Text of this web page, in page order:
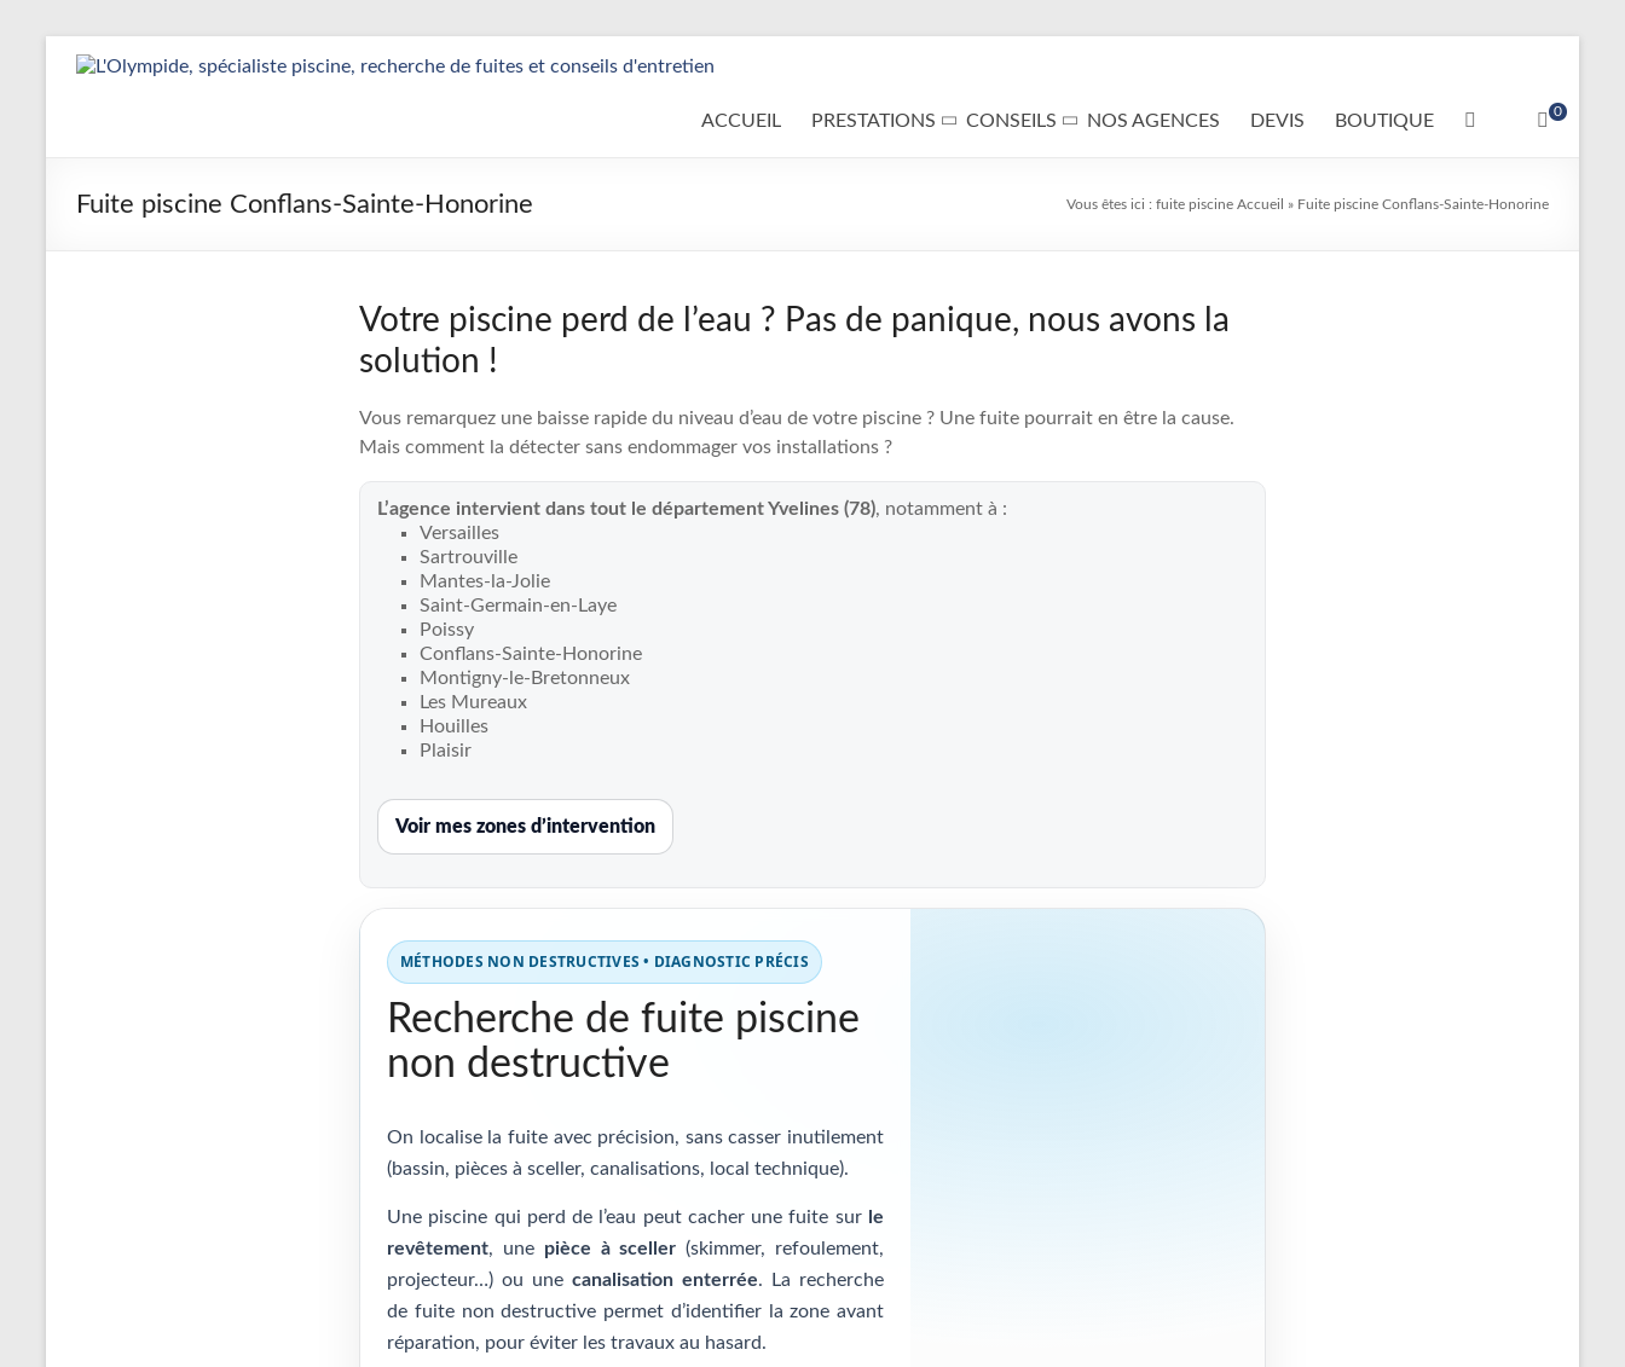
Détection
Fuite
0
ACCUEIL PRESTATIONS CONSEILS NOS AGENCES DEVIS BOUTIQUE
Fuite piscine Conflans-Sainte-Honorine Vous êtes ici : fuite piscine Accueil » Fuite piscine Conflans-Sainte-Honorine
Votre piscine perd de l’eau ? Pas de panique, nous avons la
solution !
Vous remarquez une baisse rapide du niveau d’eau de votre piscine ? Une fuite pourrait en être la cause.
Mais comment la détecter sans endommager vos installations ?
L’agence intervient dans tout le département Yvelines (78), notamment à :
Versailles
Sartrouville
Mantes-la-Jolie
Saint-Germain-en-Laye
Poissy
Conflans-Sainte-Honorine
Montigny-le-Bretonneux
Les Mureaux
Houilles
Plaisir
Voir mes zones d’intervention
MÉTHODES NON DESTRUCTIVES • DIAGNOSTIC PRÉCIS
Recherche de fuite piscine
non destructive
On localise la fuite avec précision, sans casser inutilement
(bassin, pièces à sceller, canalisations, local technique).
Une piscine qui perd de l’eau peut cacher une fuite sur le
revêtement, une pièce à sceller (skimmer, refoulement,
projecteur…) ou une canalisation enterrée. La recherche
de fuite non destructive permet d’identifier la zone avant
réparation, pour éviter les travaux au hasard.